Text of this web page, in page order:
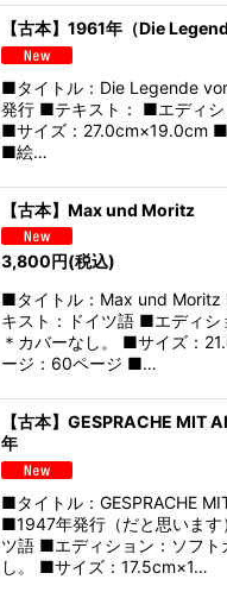
【古本】1961年（Die
■タイトル：Die Legende
発行 ■テキスト： ■エディシ
■サイズ：27.0cm×19.0cm
■絵…
【古本】Max und Moritz
3,800 円(税込)
■タイトル：Max und
キスト：ドイツ語 ■エディシ
＊カバーなし。 ■サイズ：
ージ：60ページ ■…
【古本】GESPRACHE MIT
年
■タイトル：GESPRACHE
■1947年発行（だと思いま
ツ語 ■エディション：ソフト
し。 ■サイズ：17.5cm×1…